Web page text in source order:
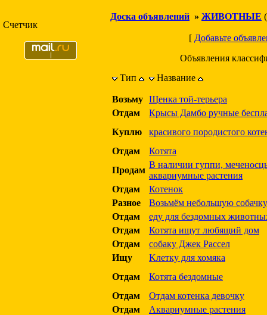
Счетчик
Доска объявлений » ЖИВОТНЫЕ
[ Добавьте
Объявления
Тип
Название
Возьму Щенка той-терьера
Отдам
Крысы Дамбо ручные
Куплю
красивого породистого
Отдам
Котята
Продам
В наличии гуппи,
аквариумные растения
Отдам
Котенок
Разное
Возьмём небольшую собачку
Отдам
еду для бездомных
Отдам
Котята ищут любящий дом
Отдам
собаку Джек Рассел
Ищу
Kлетку для хомяка
Отдам
Котята бездомные
Отдам
Отдам котенка девочку
Отдам
Аквариумные растения